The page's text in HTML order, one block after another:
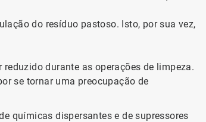
do resíduo pastoso. Isto, por sua vez,
durante as operações de limpeza.
se tornar uma preocupação de
químicas dispersantes e de supressores